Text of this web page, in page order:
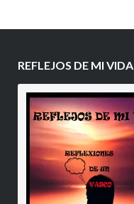
REFLEJOS DE MI VIDA